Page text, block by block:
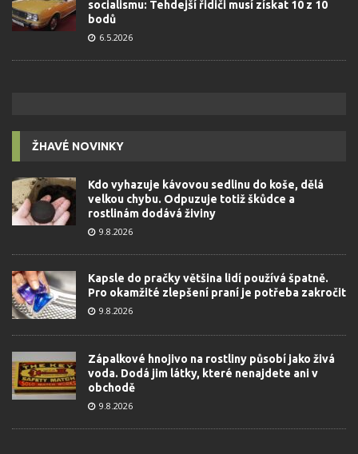
socialismu: Tehdejší řidiči musí získat 10 z 10
bodů
6.5.2026
ŽHAVÉ NOVINKY
Kdo vyhazuje kávovou sedlinu do koše, dělá
velkou chybu. Odpuzuje totiž škůdce a
rostlinám dodává živiny
9.8.2026
Kapsle do pračky většina lidí používá špatně.
Pro okamžité zlepšení praní je potřeba zakročit
9.8.2026
Zápalkové hnojivo na rostliny působí jako živá
voda. Dodá jim látky, které nenajdete ani v
obchodě
9.8.2026